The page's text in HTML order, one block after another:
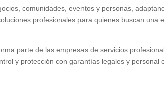
comunidades, eventos y personas,
profesionales para quienes buscan
parte de las empresas de servicios
y protección con garantías legales y personal